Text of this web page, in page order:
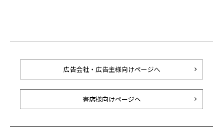
広告会社・広告主様向けページへ
書店様向けページへ